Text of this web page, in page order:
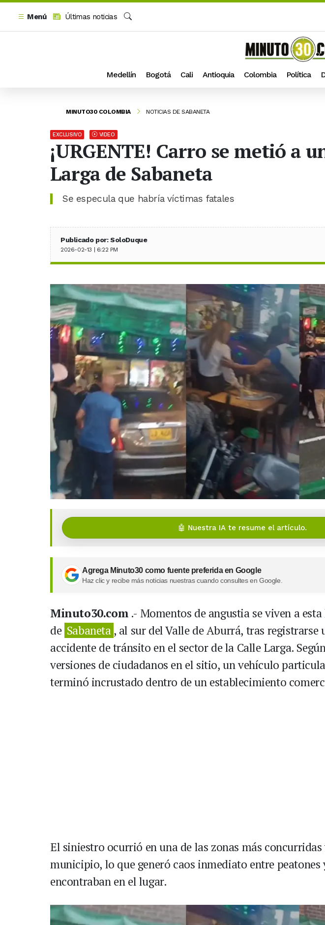
Menú
Últimas noticias
Medellín Bogotá Cali Antioquia Colombia Política
MINUTO30 COLOMBIA NOTICIAS DE SABANETA
EXCLUSIVO VIDEO
¡URGENTE! Carro se metió a
Larga de Sabaneta
Se especula que habría víctimas fatales
Publicado por: SoloDuque
2026-02-13 | 6:22 PM
🤖 Nuestra IA te resume el artículo.
Agrega Minuto30 como fuente preferida en Google
Haz clic y recibe más noticias nuestras cuando consultes en Google.
Minuto30.com .- Momentos de angustia se viven a
de Sabaneta , al sur del Valle de Aburrá, tras registrarse
accidente de tránsito en el sector de la Calle Larga.
versiones de ciudadanos en el sitio, un vehículo
terminó incrustado dentro de un establecimiento
El siniestro ocurrió en una de las zonas más
municipio, lo que generó caos inmediato entre peatones
encontraban en el lugar.